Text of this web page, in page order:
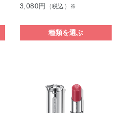
3,080円 （税込）※
種類を選ぶ